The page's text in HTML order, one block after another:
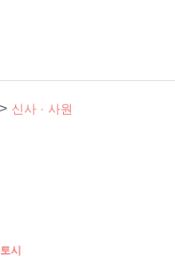
신사 · 사원
시